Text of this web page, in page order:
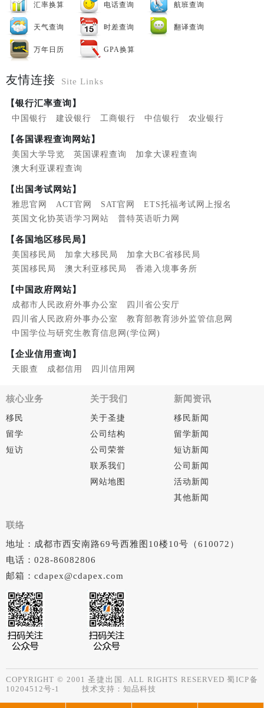
汇率换算 电话查询 航班查询
天气查询 时差查询 翻译查询
万年日历 GPA换算
友情连接 Site Links
【银行汇率查询】
中国银行 建设银行 工商银行 中信银行 农业银行
【各国课程查询网站】
美国大学导览 英国课程查询
加拿大课程查询
澳大利亚课程查询
【出国考试网站】
雅思官网 ACT官网 SAT官网
ETS托福考试网上报名
英国文化协英语学习网站
普特英语听力网
【各国地区移民局】
美国移民局 加拿大移民局
加拿大BC省移民局
英国移民局
澳大利亚移民局 香港入境事务所
【中国政府网站】
成都市人民政府外事办公室
四川省公安厅
四川省人民政府外事办公室
教育部教育涉外监管信息网
中国学位与研究生教育信息网(学位网)
【企业信用查询】
天眼查 成都信用 四川信用网
核心业务
移民
留学
短访
关于我们
关于圣捷
公司结构
公司荣誉
联系我们
网站地图
新闻资讯
移民新闻
留学新闻
短访新闻
公司新闻
活动新闻
其他新闻
联络
地址：成都市西安南路69号西雅图10楼10号（610072）
电话：028-86082806
邮箱：cdapex@cdapex.com
COPYRIGHT © 2001 圣捷出国. ALL RIGHTS RESERVED蜀ICP备
10204512号-1
技术支持： 知品科技